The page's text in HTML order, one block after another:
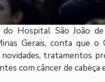
Hospital São João
Gerais, conta que o
tratamentos
com câncer de cabeça